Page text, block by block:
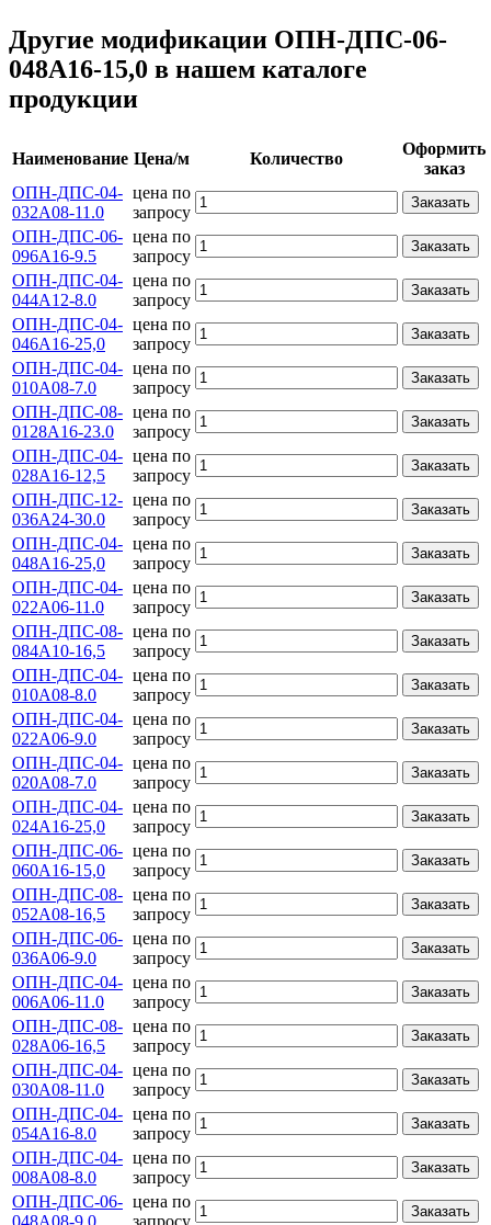
Другие модификации ОПН-ДПС-06-
048А16-15,0 в нашем каталоге
продукции
Наименование Цена/м Количество
Оформить
заказ
ОПН-ДПС-04-
032А08-11.0
цена по
запросу
Заказать
ОПН-ДПС-06-
096А16-9.5
цена по
запросу
Заказать
ОПН-ДПС-04-
044А12-8.0
цена по
запросу
Заказать
ОПН-ДПС-04-
046А16-25,0
цена по
запросу
Заказать
ОПН-ДПС-04-
010А08-7.0
цена по
запросу
Заказать
ОПН-ДПС-08-
0128А16-23.0
цена по
запросу
Заказать
ОПН-ДПС-04-
028А16-12,5
цена по
запросу
Заказать
ОПН-ДПС-12-
036А24-30.0
цена по
запросу
Заказать
ОПН-ДПС-04-
048А16-25,0
цена по
запросу
Заказать
ОПН-ДПС-04-
022А06-11.0
цена по
запросу
Заказать
ОПН-ДПС-08-
084А10-16,5
цена по
запросу
Заказать
ОПН-ДПС-04-
010А08-8.0
цена по
запросу
Заказать
ОПН-ДПС-04-
022А06-9.0
цена по
запросу
Заказать
ОПН-ДПС-04-
020А08-7.0
цена по
запросу
Заказать
ОПН-ДПС-04-
024А16-25,0
цена по
запросу
Заказать
ОПН-ДПС-06-
060А16-15,0
цена по
запросу
Заказать
ОПН-ДПС-08-
052А08-16,5
цена по
запросу
Заказать
ОПН-ДПС-06-
036А06-9.0
цена по
запросу
Заказать
ОПН-ДПС-04-
006А06-11.0
цена по
запросу
Заказать
ОПН-ДПС-08-
028А06-16,5
цена по
запросу
Заказать
ОПН-ДПС-04-
030А08-11.0
цена по
запросу
Заказать
ОПН-ДПС-04-
054А16-8.0
цена по
запросу
Заказать
ОПН-ДПС-04-
008А08-8.0
цена по
запросу
Заказать
ОПН-ДПС-06-
048А08-9.0
цена по
запросу
Заказать